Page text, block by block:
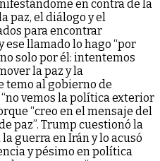
en contra de la
paz, el diálogo y el
para encontrar
ese llamado lo hago “por
solo por él: intentemos
la paz y la
temo al gobierno de
vemos la política exterior
“creo en el mensaje del
paz”. Trump cuestionó la
guerra en Irán y lo acusó
y pésimo en política